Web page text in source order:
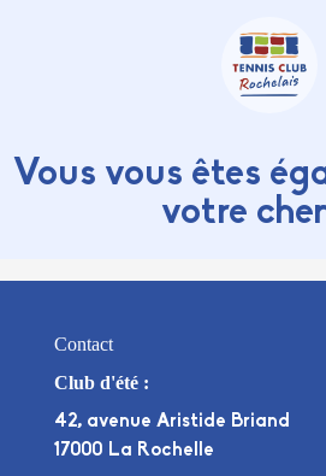
Vous vous êtes
votre
Contact
Club d'été :
42, avenue Aristide Briand
17000 La Rochelle